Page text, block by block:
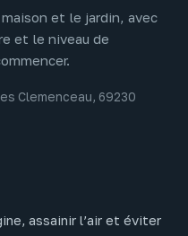
et le jardin, avec
et le niveau de
Clemenceau, 69230
assainir l’air et éviter